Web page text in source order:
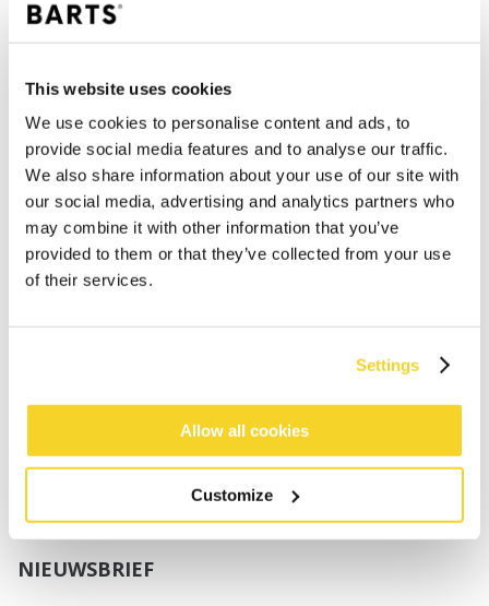
This website uses cookies
We use cookies to personalise content and ads, to
provide social media features and to analyse our traffic.
We also share information about your use of our site with
our social media, advertising and analytics partners who
may combine it with other information that you’ve
provided to them or that they’ve collected from your use
of their services.
Settings
Allow all cookies
Customize
Meisjes
Jongens
Baby's
SUPPORT
Maattabellen
Verzenden
UV-Beschermingsnorm
Privacy Policy
NIEUWSBRIEF